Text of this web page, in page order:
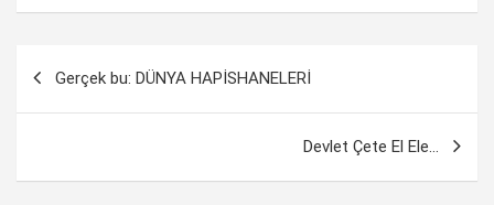
dolaşımı
Gerçek bu: DÜNYA HAPİSHANELERİ
Devlet Çete El Ele…